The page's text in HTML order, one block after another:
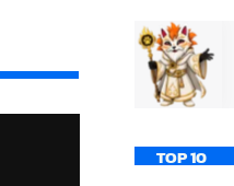
TOP 10